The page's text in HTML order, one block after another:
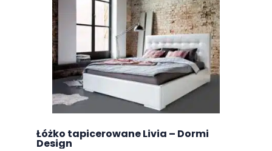
Łóżko tapicerowane Livia – Dormi
Design